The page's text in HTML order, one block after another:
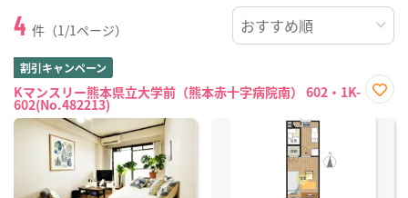
4 件（1/1ページ）
割引キャンペーン
Kマンスリー熊本県立大学前（熊本赤十字病院南） 602・1K-
602(No.482213)
に入